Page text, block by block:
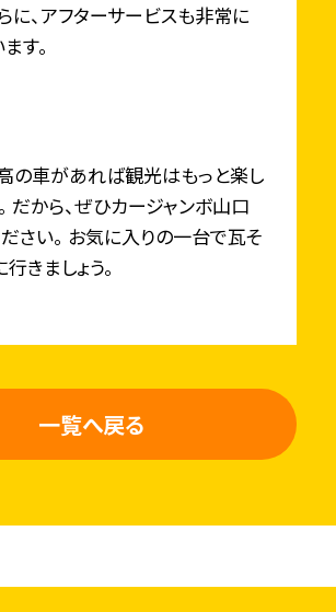
に、アフターサービスも非常に
す。
の車があれば観光はもっと楽し
だから、ぜひカージャンボ山口
さい。 お気に入りの一台で瓦そ
きましょう。
一覧へ戻る